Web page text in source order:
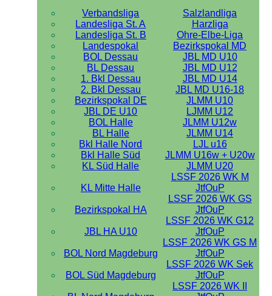
Verbandsliga
Salzlandliga
Landesliga St. A
Harzliga
Landesliga St. B
Ohre-Elbe-Liga
Landespokal
Bezirkspokal MD
BOL Dessau
JBL MD U10
BL Dessau
JBL MD U12
1. Bkl Dessau
JBL MD U14
2. Bkl Dessau
JBL MD U16-18
Bezirkspokal DE
JLMM U10
JBL DE U10
LJMM U12
BOL Halle
JLMM U12w
BL Halle
JLMM U14
Bkl Halle Nord
LJL u16
Bkl Halle Süd
JLMM U16w + U20w
KL Süd Halle
JLMM U20
KL Mitte Halle
LSSF 2026 WK M
JtfOuP
Bezirkspokal HA
LSSF 2026 WK GS
JtfOuP
JBL HA U10
LSSF 2026 WK G12
JtfOuP
BOL Nord Magdeburg
LSSF 2026 WK GS M
JtfOuP
BOL Süd Magdeburg
LSSF 2026 WK Sek
JtfOuP
LSSF 2026 WK II